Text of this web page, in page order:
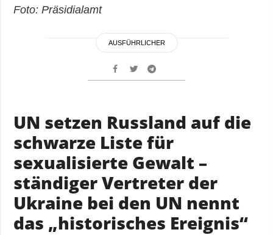
Foto: Präsidialamt
AUSFÜHRLICHER
UN setzen Russland auf die
schwarze Liste für
sexualisierte Gewalt –
ständiger Vertreter der
Ukraine bei den UN nennt
das „historisches Ereignis“